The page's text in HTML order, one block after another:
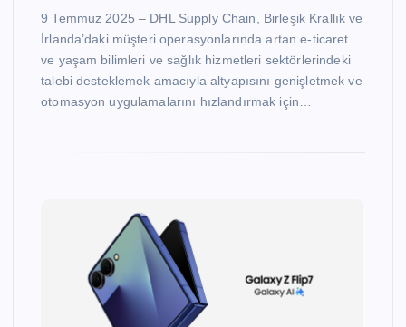
9 Temmuz 2025 – DHL Supply Chain, Birleşik Krallık ve
İrlanda’daki müşteri operasyonlarında artan e-ticaret
ve yaşam bilimleri ve sağlık hizmetleri sektörlerindeki
talebi desteklemek amacıyla altyapısını genişletmek ve
otomasyon uygulamalarını hızlandırmak için…